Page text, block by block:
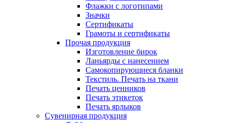
Флажки с логотипами
Значки
Сертификаты
Грамоты и сертификаты
Прочая продукция
Изготовление бирок
Ланьярды с нанесением
Самокопирующиеся бланки
Текстиль. Печать на ткани
Печать ценников
Печать этикеток
Печать ярлыков
Сувенирная продукция